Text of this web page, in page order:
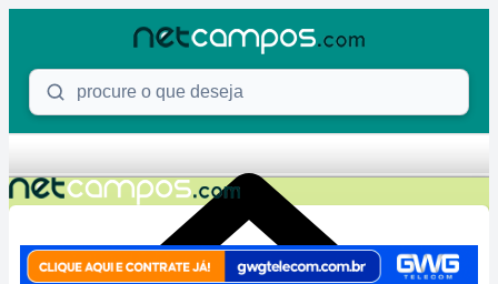
Procure o que deseja